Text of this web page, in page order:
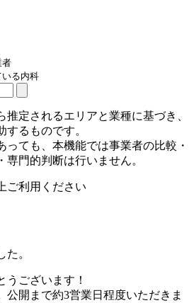
者
る内科
定されるエリアと業種に基づき、
るものです。
っても、本機能では事業者の比較・
門的判断は行いません。
ご利用ください
た。
うございます！
公開まで約3営業日程度いただきま